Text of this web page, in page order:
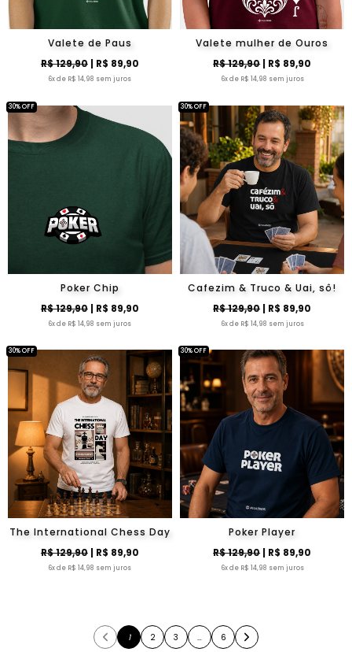
Valete de Paus
R$ 129,90| R$ 89,90
6x de R$ 14,98 sem juros
Valete mulher de Ouros
R$ 129,90| R$ 89,90
6x de R$ 14,98 sem juros
Poker Chip
R$ 129,90| R$ 89,90
6x de R$ 14,98 sem juros
30% OFF
Cafezim & Truco & Uai, sô!
R$ 129,90| R$ 89,90
6x de R$ 14,98 sem juros
30% OFF
The International Chess Day
R$ 129,90| R$ 89,90
6x de R$ 14,98 sem juros
30% OFF
Poker Player
R$ 129,90| R$ 89,90
6x de R$ 14,98 sem juros
30% OFF
1 2 3 … 6